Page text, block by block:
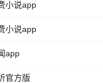
小说app
小说app
app
官方版